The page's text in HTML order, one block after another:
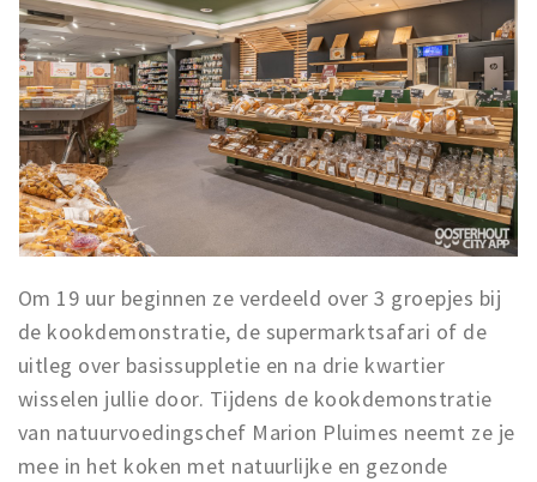
Om 19 uur beginnen ze verdeeld over 3 groepjes bij
de kookdemonstratie, de supermarktsafari of de
uitleg over basissuppletie en na drie kwartier
wisselen jullie door. Tijdens de kookdemonstratie
van natuurvoedingschef Marion Pluimes neemt ze je
mee in het koken met natuurlijke en gezonde